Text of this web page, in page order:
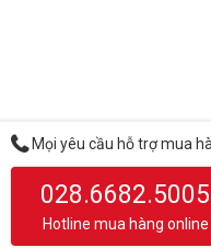
Mọi yêu cầu hỗ trợ mua
028.6682.5005
Hotline mua hàng online